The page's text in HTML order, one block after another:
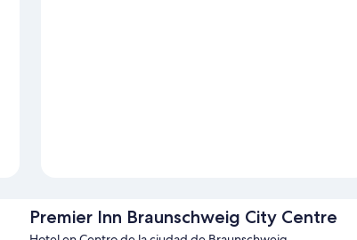
Premier Inn Braunschweig City Centre